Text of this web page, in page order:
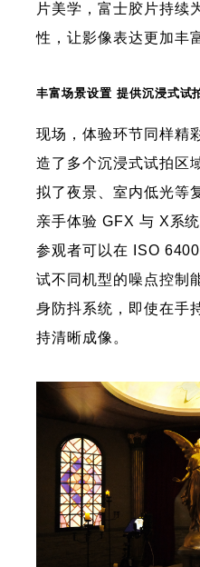
片美学，富士胶片持续
性，让影像表达更加丰
丰富场景设置 提供沉浸式试
现场，体验环节同样精
造了多个沉浸式试拍区
拟了夜景、室内低光等
亲手体验 GFX 与 X系
参观者可以在 ISO
试不同机型的噪点控制
身防抖系统，即使在手
持清晰成像。